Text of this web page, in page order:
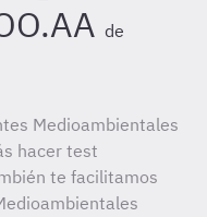
de
Medioambientales
hacer test
te facilitamos